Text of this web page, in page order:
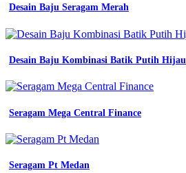
atribut
pramuka
putri
kaos
keren
seragam
pramuka
Desain Baju Seragam Merah
Desain Baju Kombinasi Batik Putih Hijau
Seragam Mega Central Finance
Seragam Pt Medan